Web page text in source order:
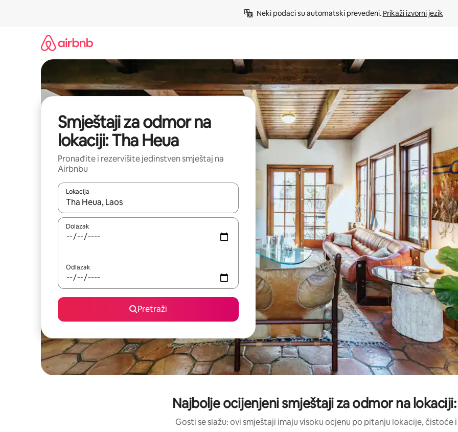
Neki podaci su automatski prevedeni. Prikaži izvorni jezik
Smještaji za odmor na
lokaciji: Tha Heua
Pronađite i rezervišite jedinstven smještaj na
Airbnbu
Lokacija
Kad rezultati budu dostupni, krećite se gore i dolje pomoću strelica ili ih pregledajte dodirom ili povlačenjem prsta.
Dolazak
Odlazak
Pretraži
Najbolje ocijenjeni smještaji za odmor na
Gosti se slažu: ovi smještaji imaju visoku ocjenu po pitanju lokacije, čistoće